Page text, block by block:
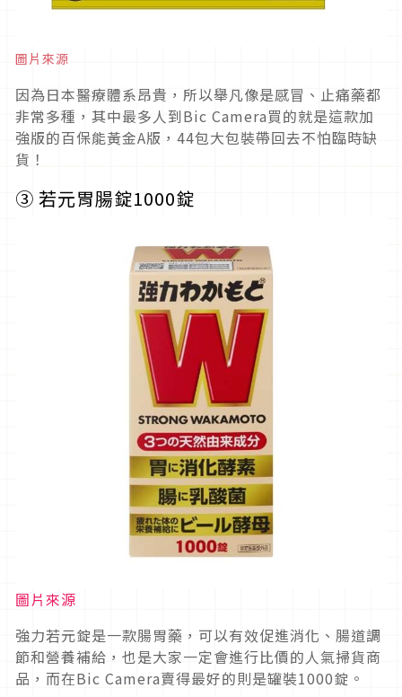
圖片來源
因為日本醫療體系昂貴，所以舉凡像是感冒、止痛藥都
非常多種，其中最多人到Bic Camera買的就是這款加
強版的百保能黃金A版，44包大包裝帶回去不怕臨時缺
貨！
③ 若元胃腸錠1000錠
圖片來源
強力若元錠是一款腸胃藥，可以有效促進消化、腸道調
節和營養補給，也是大家一定會進行比價的人氣掃貨商
品，而在Bic Camera賣得最好的則是罐裝1000錠。